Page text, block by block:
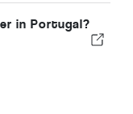
in Portugal?